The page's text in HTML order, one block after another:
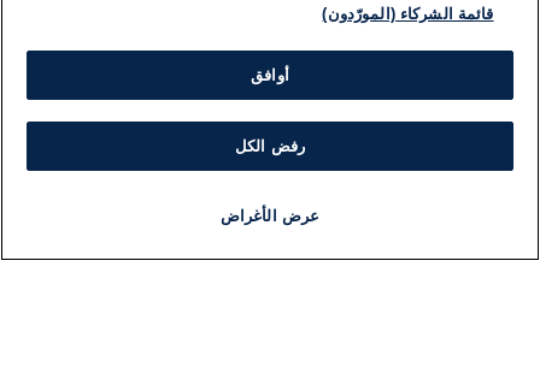
قائمة الشركاء (المورّدون)
أوافق
رفض الكل
عرض الأغراض